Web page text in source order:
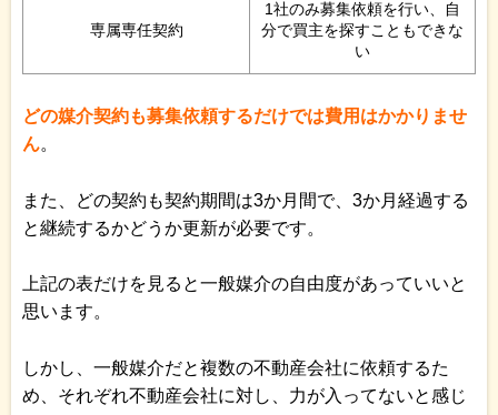
専属専任契約
1社のみ募集依頼を行い、自
分で買主を探すこともできな
い
どの媒介契約も募集依頼するだけでは費用はかかりませ
ん。
また、どの契約も契約期間は3か月間で、3か月経過する
と継続するかどうか更新が必要です。
上記の表だけを見ると一般媒介の自由度があっていいと
思います。
しかし、一般媒介だと複数の不動産会社に依頼するた
め、それぞれ不動産会社に対し、力が入ってないと感じ